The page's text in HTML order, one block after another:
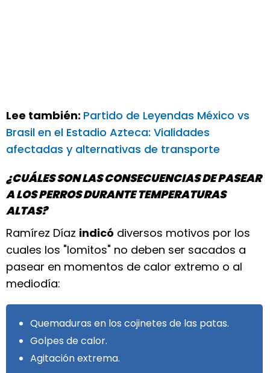
Lee también: Partido de Leyendas México vs
Brasil en el Estadio Azteca: Vialidades
afectadas y alternativas de transporte
¿CUÁLES SON LAS CONSECUENCIAS DE PASEAR
A LOS PERROS DURANTE TEMPERATURAS
ALTAS?
Ramírez Díaz indicó diversos motivos por los
cuales los "lomitos" no deben ser sacados a
pasear en momentos de calor extremo o al
mediodía:
Quemaduras en los cojinetes de las patas.
Golpes de calor.
Agitación extrema.